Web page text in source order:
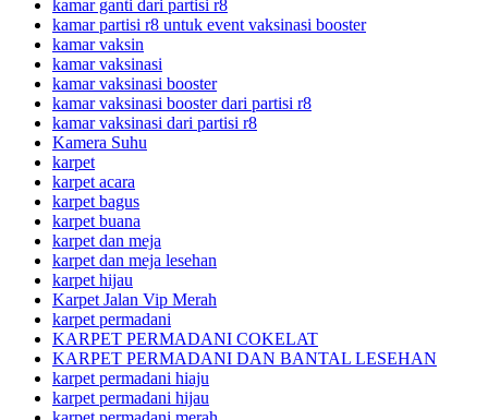
kamar ganti dari partisi r8
kamar partisi r8 untuk event vaksinasi booster
kamar vaksin
kamar vaksinasi
kamar vaksinasi booster
kamar vaksinasi booster dari partisi r8
kamar vaksinasi dari partisi r8
Kamera Suhu
karpet
karpet acara
karpet bagus
karpet buana
karpet dan meja
karpet dan meja lesehan
karpet hijau
Karpet Jalan Vip Merah
karpet permadani
KARPET PERMADANI COKELAT
KARPET PERMADANI DAN BANTAL LESEHAN
karpet permadani hiaju
karpet permadani hijau